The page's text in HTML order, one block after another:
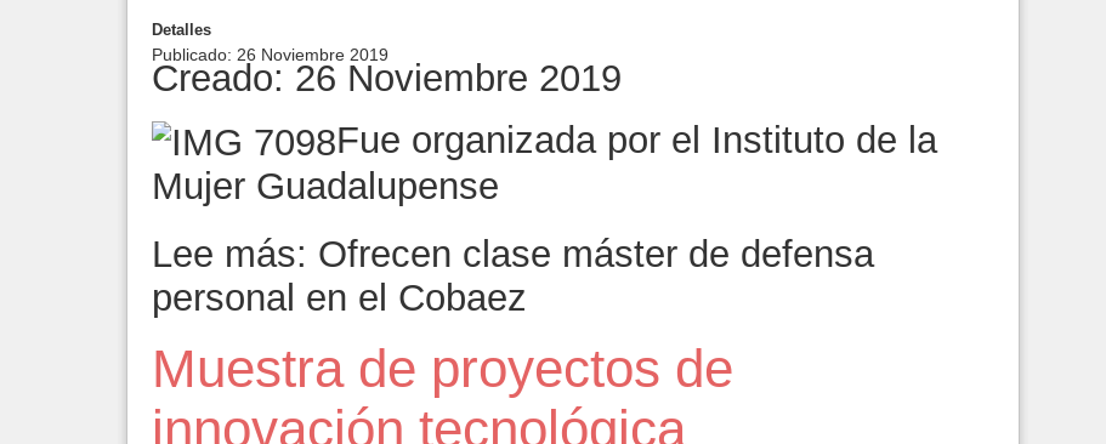
Detalles
Publicado: 26 Noviembre 2019
Creado: 26 Noviembre 2019
Fue organizada por el Instituto de la
Mujer Guadalupense
Lee más: Ofrecen clase máster de defensa
personal en el Cobaez
Muestra de proyectos de
innovación tecnológica